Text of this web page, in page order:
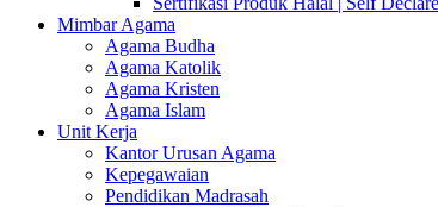
Mimbar Agama
Agama Budha
Agama Katolik
Agama Kristen
Agama Islam
Unit Kerja
Kantor Urusan Agama
Kepegawaian
Pendidikan Madrasah